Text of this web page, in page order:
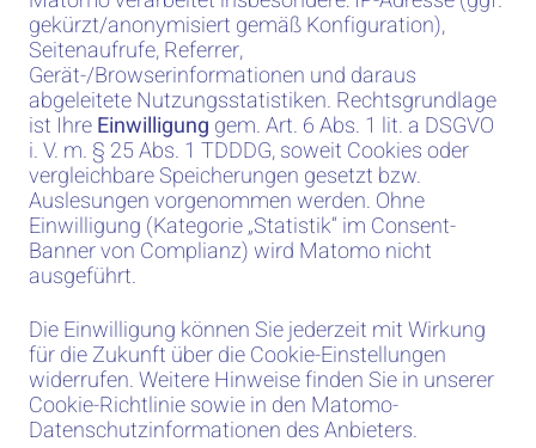
gekürzt/anonymisiert gemäß Konfiguration),
Seitenaufrufe, Referrer,
Gerät-/Browserinformationen und daraus
abgeleitete Nutzungsstatistiken. Rechtsgrundlage
ist IhreEinwilligung gem. Art. 6 Abs. 1 lit. a DSGVO
i. V. m. § 25 Abs. 1 TDDDG, soweit Cookies oder
vergleichbare Speicherungen gesetzt bzw.
Auslesungen vorgenommen werden. Ohne
Einwilligung (Kategorie „Statistik“ im Consent-
Banner von Complianz) wird Matomo nicht
ausgeführt.
Die Einwilligung können Sie jederzeit mit Wirkung
für die Zukunft über die Cookie-Einstellungen
widerrufen. Weitere Hinweise finden Sie in unserer
Cookie-Richtlinie sowie in den Matomo-
Datenschutzinformationen des Anbieters.